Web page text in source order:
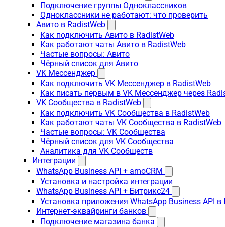
Подключение группы Одноклассников
Одноклассники не работают: что проверить
Авито в RadistWeb
Как подключить Авито в RadistWeb
Как работают чаты Авито в RadistWeb
Частые вопросы: Авито
Чёрный список для Авито
VK Мессенджер
Как подключить VK Мессенджер в RadistWeb
Как писать первым в VK Мессенджер через
VK Сообщества в RadistWeb
Как подключить VK Сообщества в RadistWeb
Как работают чаты VK Сообщества в RadistWeb
Частые вопросы: VK Сообщества
Чёрный список для VK Сообщества
Аналитика для VK Сообществ
Интеграции
WhatsApp Business API + amoCRM
Установка и настройка интеграции
WhatsApp Business API + Битрикс24
Установка приложения WhatsApp Business API
Интернет-эквайринги банков
Подключение магазина банка